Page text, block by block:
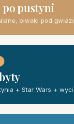
pustyni
biwaki pod
+ Star Wars +